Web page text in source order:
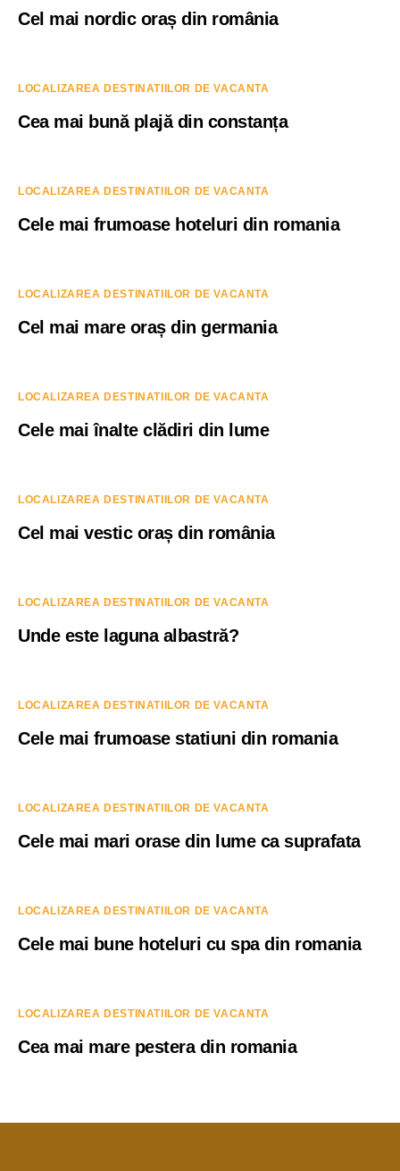
Cel mai nordic oraș din românia
LOCALIZAREA DESTINATIILOR DE VACANTA
Cea mai bună plajă din constanța
LOCALIZAREA DESTINATIILOR DE VACANTA
Cele mai frumoase hoteluri din romania
LOCALIZAREA DESTINATIILOR DE VACANTA
Cel mai mare oraș din germania
LOCALIZAREA DESTINATIILOR DE VACANTA
Cele mai înalte clădiri din lume
LOCALIZAREA DESTINATIILOR DE VACANTA
Cel mai vestic oraș din românia
LOCALIZAREA DESTINATIILOR DE VACANTA
Unde este laguna albastră?
LOCALIZAREA DESTINATIILOR DE VACANTA
Cele mai frumoase statiuni din romania
LOCALIZAREA DESTINATIILOR DE VACANTA
Cele mai mari orase din lume ca suprafata
LOCALIZAREA DESTINATIILOR DE VACANTA
Cele mai bune hoteluri cu spa din romania
LOCALIZAREA DESTINATIILOR DE VACANTA
Cea mai mare pestera din romania